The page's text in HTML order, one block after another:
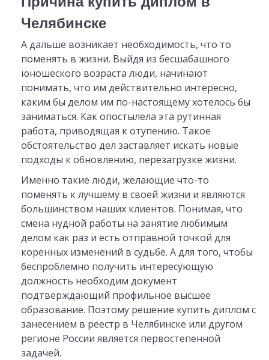
Челябинске
А дальше возникает необходимость, что то
поменять в жизни. Выйдя из бесшабашного
юношеского возраста люди, начинают
понимать, что им действительно интересно,
каким бы делом им по-настоящему хотелось бы
заниматься. Как опостылела эта рутинная
работа, приводящая к отупению. Такое
обстоятельство дел заставляет искать новые
подходы к обновлению, перезагрузке жизни.
Именно такие люди, желающие что-то
поменять к лучшему в своей жизни и являются
большинством наших клиентов. Понимая, что
смена нудной работы на занятие любимым
делом как раз и есть отправной точкой для
коренных изменений в судьбе. А для того, чтобы
беспроблемно получить интересующую
должность необходим документ
подтверждающий профильное высшее
образование. Поэтому решение купить диплом с
занесением в реестр в Челябинске или другом
регионе России является первостепенной
задачей.